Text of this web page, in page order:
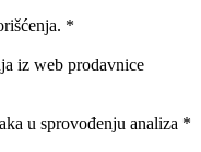
*
iz web prodavnice
u sprovođenju analiza *